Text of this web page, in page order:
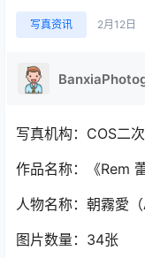
写真资讯 2月12日
写真机构：COS二
作品名称：《Rem
人物名称：朝霧愛（
图片数量：34张